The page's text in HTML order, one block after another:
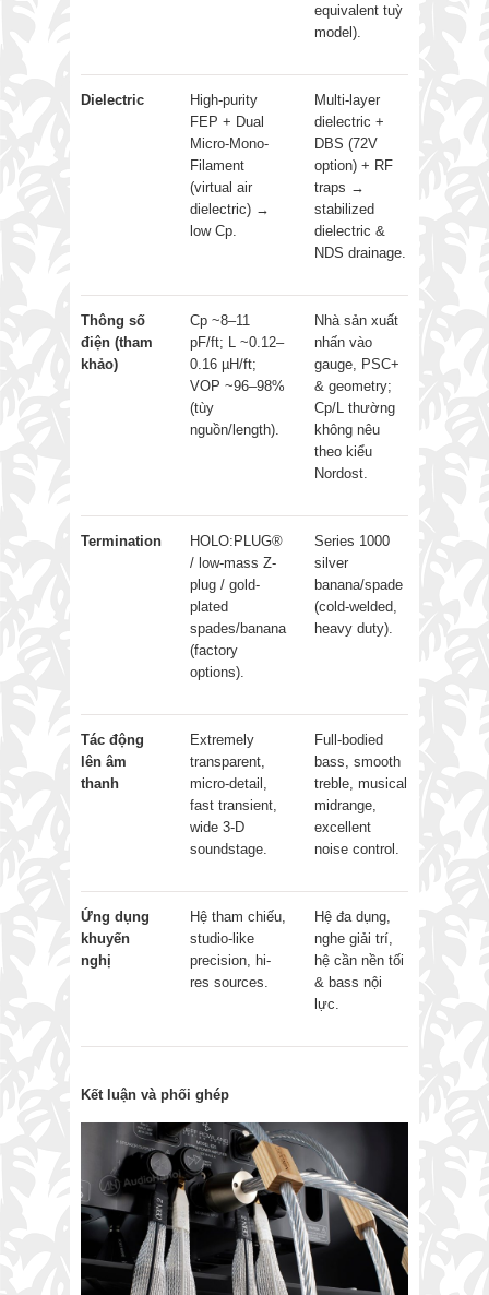
equivalent tuỳ
model).
Dielectric
High-purity
FEP + Dual
Micro-Mono-
Filament
(virtual air
dielectric) →
low Cp.
Multi-layer
dielectric +
DBS (72V
option) + RF
traps →
stabilized
dielectric &
NDS drainage.
Thông số
điện (tham
khảo)
Cp ~8–11
pF/ft; L ~0.12–
0.16 µH/ft;
VOP ~96–98%
(tùy
nguồn/length).
Nhà sản xuất
nhấn vào
gauge, PSC+
& geometry;
Cp/L thường
không nêu
theo kiểu
Nordost.
Termination
HOLO:PLUG®
/ low-mass Z-
plug / gold-
plated
spades/banana
(factory
options).
Series 1000
silver
banana/spade
(cold-welded,
heavy duty).
Tác động
lên âm
thanh
Extremely
transparent,
micro-detail,
fast transient,
wide 3-D
soundstage.
Full-bodied
bass, smooth
treble, musical
midrange,
excellent
noise control.
Ứng dụng
khuyến
nghị
Hệ tham chiếu,
studio-like
precision, hi-
res sources.
Hệ đa dụng,
nghe giải trí,
hệ cần nền tối
& bass nội
lực.
Kết luận và phối ghép